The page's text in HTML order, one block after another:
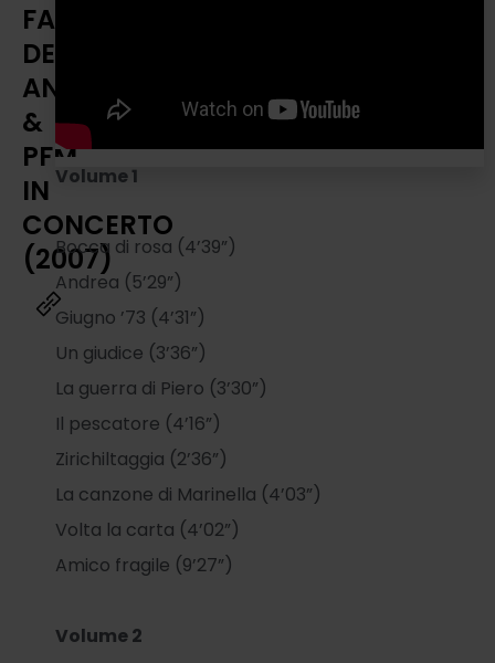
FABRIZIO
DE
ANDRÉ
&
PFM
IN
CONCERTO
(2007)
Volume 1
Bocca di rosa (4’39”)
Andrea (5’29”)
Giugno ’73 (4’31”)
Un giudice (3’36”)
La guerra di Piero (3’30”)
Il pescatore (4’16”)
Zirichiltaggia (2’36”)
La canzone di Marinella (4’03”)
Volta la carta (4’02”)
Amico fragile (9’27”)
Volume 2